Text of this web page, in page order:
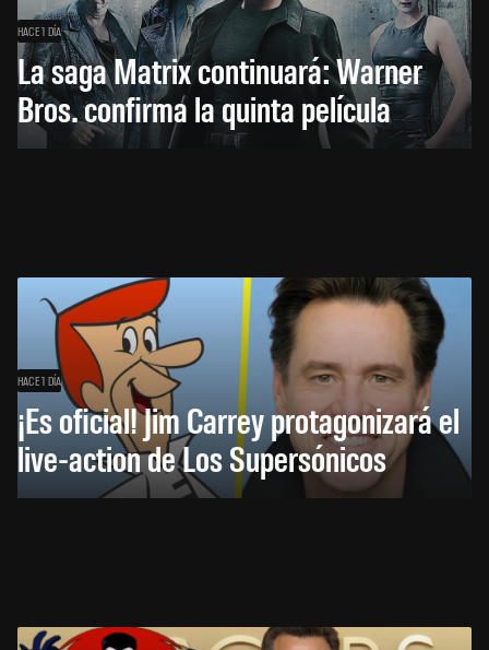
HACE 1 DÍA
La saga Matrix continuará: Warner
Bros. confirma la quinta película
HACE 1 DÍA
¡Es oficial! Jim Carrey protagonizará el
live-action de Los Supersónicos